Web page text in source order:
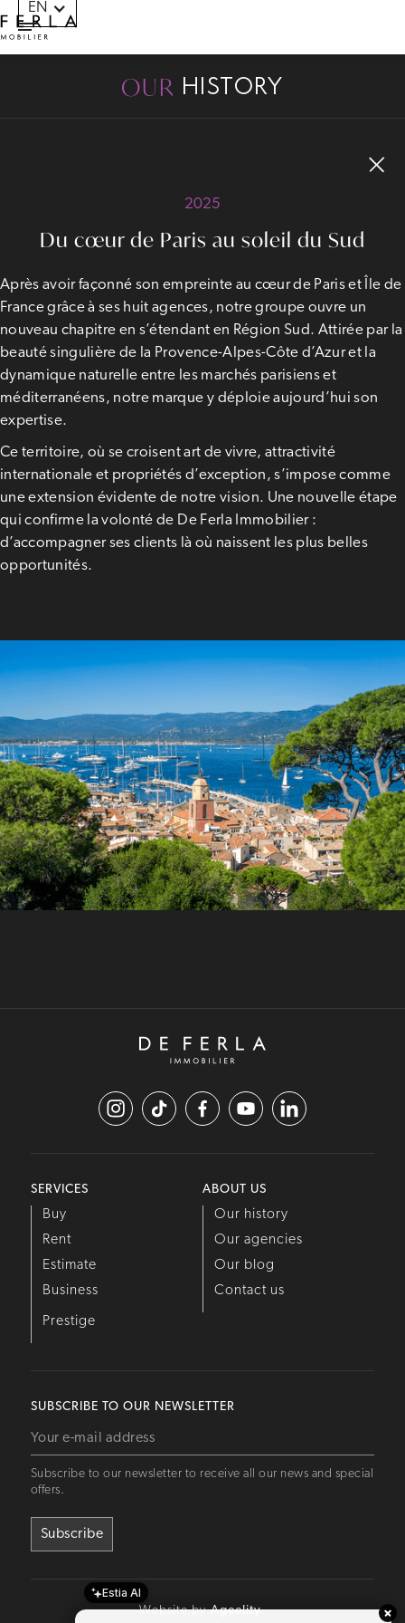
EN
OUR HISTORY
2025
Du cœur de Paris au soleil du Sud
Après avoir façonné son empreinte au cœur de Paris et Île de
France grâce à ses huit agences, notre groupe ouvre un
nouveau chapitre en s’étendant en Région Sud. Attirée par la
beauté singulière de la Provence-Alpes-Côte d’Azur et la
dynamique naturelle entre les marchés parisiens et
méditerranéens, notre marque y déploie aujourd’hui son
expertise.
Ce territoire, où se croisent art de vivre, attractivité
internationale et propriétés d’exception, s’impose comme
une extension évidente de notre vision. Une nouvelle étape
qui confirme la volonté de De Ferla Immobilier :
d’accompagner ses clients là où naissent les plus belles
opportunités.
SERVICES
Buy
Rent
Estimate
Business
Prestige
ABOUT US
Our history
Our agencies
Our blog
Contact us
SUBSCRIBE TO OUR NEWSLETTER
Subscribe to our newsletter to receive all our news and special
offers.
Website by Ageelity
Cookies management panel
Estia AI